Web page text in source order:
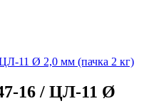
11 Ø 2,0 мм (пачка 2 кг)
16 / ЦЛ-11 Ø